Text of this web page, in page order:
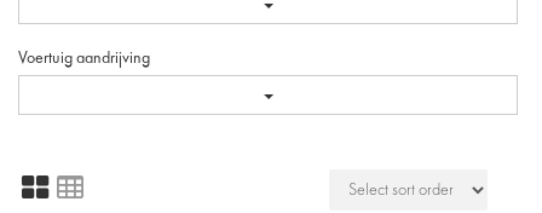
Voertuig aandrijving